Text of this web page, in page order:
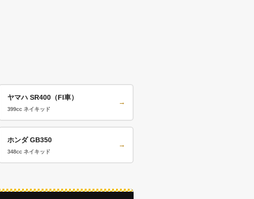
ヤマハ SR400（FI車）
399cc ネイキッド
→
ホンダ GB350
348cc ネイキッド
→